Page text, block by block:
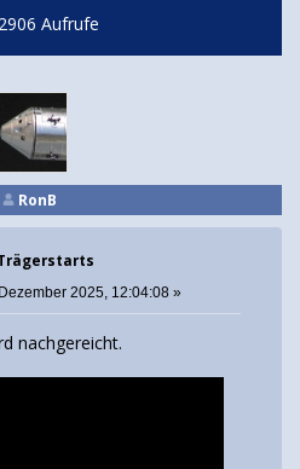
Aufrufe
RonB
2025, 12:04:08 »
nachgereicht.